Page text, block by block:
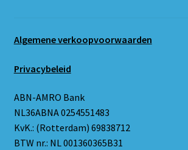
Algemene verkoopvoorwaarden
Privacybeleid
ABN-AMRO Bank
NL36ABNA 0254551483
KvK.: (Rotterdam) 69838712
BTW nr.: NL 001360365B31